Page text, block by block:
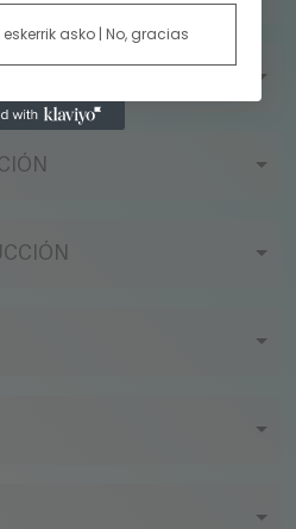
eskerrik asko | No, gracias